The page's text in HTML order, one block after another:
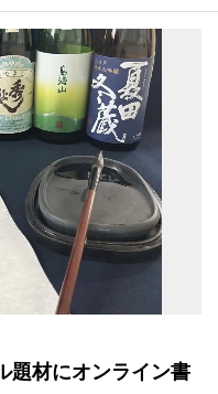
題材にオンライン書